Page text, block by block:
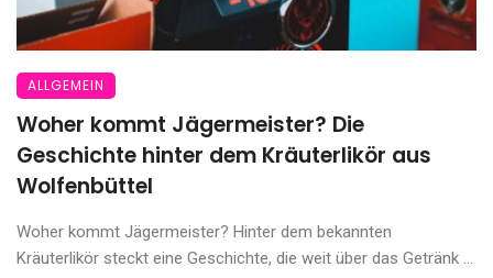
ALLGEMEIN
Woher kommt Jägermeister? Die
Geschichte hinter dem Kräuterlikör aus
Wolfenbüttel
Woher kommt Jägermeister? Hinter dem bekannten
Kräuterlikör steckt eine Geschichte, die weit über das Getränk ...